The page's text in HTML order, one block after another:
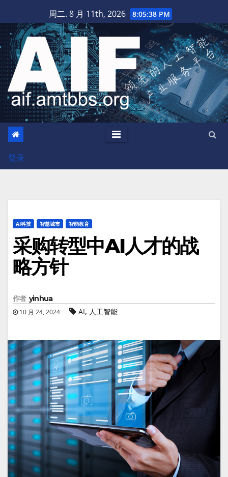
至
内
容
周二. 8 月 11th, 2026 8:05:39 PM
登录
AI科技 智慧城市 智能教育
采购转型中AI人才的战
略方针
作者 yinhua
10 月 24, 2024 AI, 人工智能